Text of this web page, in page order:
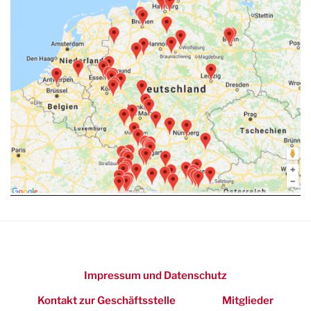
Impressum und Datenschutz
Kontakt zur Geschäftsstelle
Mitglieder